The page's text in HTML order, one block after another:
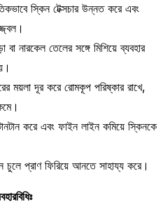
স্কিন টেক্সচার উন্নত করে এবং
বা নারকেল তেলের সঙ্গে মিশিয়ে ব্যবহার
ময়লা দূর করে রোমকূপ পরিষ্কার রাখে,
করে এবং ফাইন লাইন কমিয়ে স্কিনকে
চুলে প্রাণ ফিরিয়ে আনতে সাহায্য করে।